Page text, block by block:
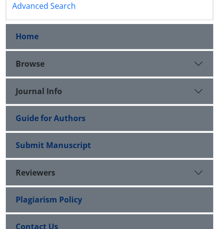
Advanced Search
Home
Browse
Journal Info
Guide for Authors
Submit Manuscript
Reviewers
Plagiarism Policy
Contact Us